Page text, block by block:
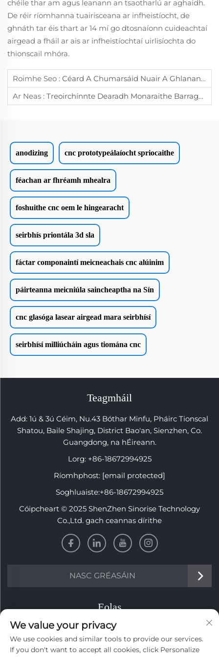
chéile thar am agus leanann an tsaotharlú ar aghaidh.
De réir ríomhanna tuairisceana ar infheistíocht, de
ghnáth tar éis thart ar 14 mí go dtosnaíonn cuideachtaí
airgead a fháil ar ais ar infheistíochtaí uirlisíochta do
thionscail mhóra.
Roimhe Seo : Céard A Chumarsáid Nuair A Ghlanann Cuidithe Meitealacha CNC
Ar Neas : Treoirchínnte Dearadh Monaraithe Barragha: Treoirlámh Cuimsitheach
anodizing cnc prototypeálaíocht spriocaithe
féachan ar fhréamh mhealra
foshuithe cnc oem le hingearacht
seirbhís priontála 3d sla
fáctar componaintí meicneachais cnc alúinim
páirteanna meicniúla saincheaptha na Sín
cnc glasóga lasear airgead mara seirbhísí
seirbhísí milliúcháin agus tiomána cnc
Teagmháil
Add: 1ú & 3ú Céim, Nu.43 Bóthar Minfu, Pháirc Tionscal
Shatou, Baile Shajing, District Bao'an, Sienzhen, Co.
Guangdong, na hÉireann.
Lorg: +86-18672994925
Ríomhphost: [email protected]
Soghluaiste:+86-18672994925
Cóipcheart © 2025 ShenZhen Sinorise Technology
Co.,Ltd. gach ceannas dírithe
NASC GRÉASÁIN
Eolas
Síní leat le bheith ar liosta le haghaidh ár nuachtslánú
seachtúil
We value your privacy
We use cookies and similar tools to provide our services.
If you don't want to accept all cookies, click Personalize